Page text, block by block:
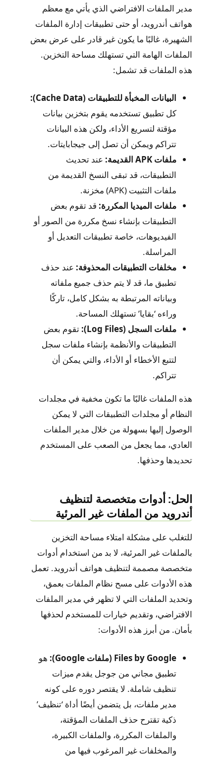
مدير الملفات الافتراضي الذي يأتي مع معظم
هواتف أندرويد، أو حتى تطبيقات إدارة الملفات
الشهيرة، غالبًا ما يكون غير قادر على عرض بعض
الملفات الهامة التي تستهلك مساحة التخزين.
هذه الملفات قد تشمل:
البيانات المخبأة للتطبيقات (Cache Data):
كل تطبيق تستخدمه يقوم بتخزين بيانات
مؤقتة لتسريع الأداء، ولكن هذه البيانات
تتراكم ويمكن أن تصل إلى جيجابايتات.
ملفات APK القديمة:
عند تحديث
التطبيقات، قد تبقى النسخ القديمة من
ملفات التثبيت (APK) مخزنة.
ملفات الميديا المكررة: قد تقوم بعض
التطبيقات بإنشاء نسخ مكررة من الصور أو
الفيديوهات، خاصة تطبيقات التعديل أو
المراسلة.
مخلفات التطبيقات المحذوفة: عند حذف
تطبيق ما، قد لا يتم حذف جميع ملفاته
وبياناته المرتبطة به بشكل كامل، تاركًا
وراءه ‘بقايا’ تستهلك المساحة.
ملفات السجل (Log Files):
تقوم بعض
التطبيقات والأنظمة بإنشاء ملفات سجل
لتتبع الأخطاء أو الأداء، والتي يمكن أن
تتراكم.
هذه الملفات غالبًا ما تكون مخفية في مجلدات
النظام أو مجلدات التطبيقات التي لا يمكن
الوصول إليها بسهولة من خلال مدير الملفات
العادي، مما يجعل من الصعب على المستخدم
تحديدها وحذفها.
الحل: أدوات متخصصة لتنظيف
أندرويد من الملفات غير المرئية
للتغلب على مشكلة امتلاء مساحة التخزين
بالملفات غير المرئية، لا بد من استخدام أدوات
متخصصة مصممة لتنظيف هواتف أندرويد. تعمل
هذه الأدوات على مسح نظام الملفات بعمق،
وتحديد الملفات التي لا تظهر في مدير الملفات
الافتراضي، وتقديم خيارات للمستخدم لحذفها
بأمان. من أبرز هذه الأدوات:
Files by Google (ملفات Google):
هو
تطبيق مجاني من جوجل يقدم ميزات
تنظيف شاملة. لا يقتصر دوره على كونه
مدير ملفات، بل يتضمن أيضًا أداة ‘تنظيف’
ذكية تقترح حذف الملفات المؤقتة،
والملفات المكررة، والملفات الكبيرة،
والمخلفات غير المرغوب فيها من